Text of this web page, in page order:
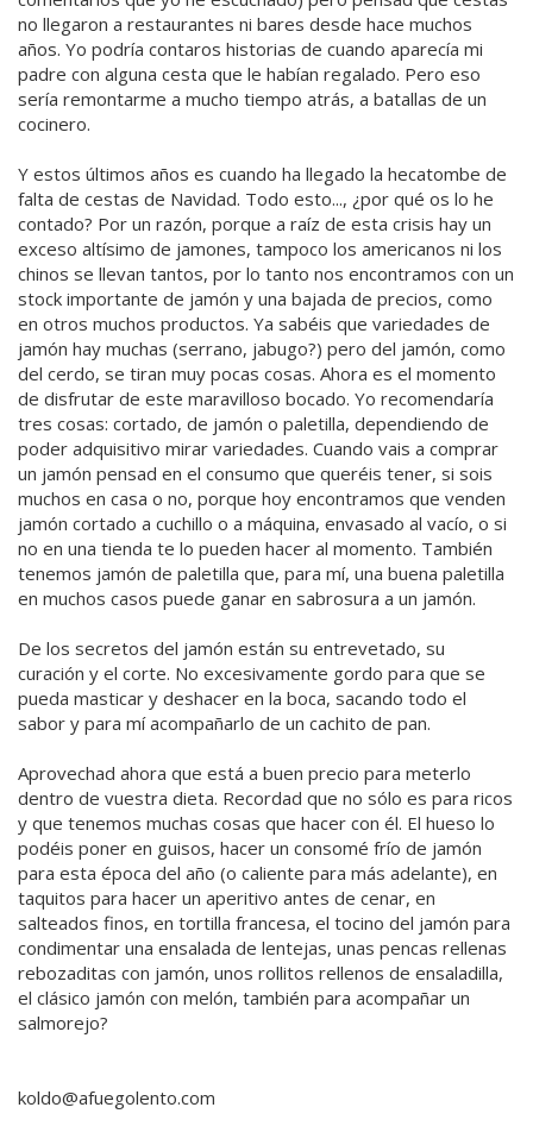
no llegaron a restaurantes ni bares desde hace muchos
años. Yo podría contaros historias de cuando aparecía mi
padre con alguna cesta que le habían regalado. Pero eso
sería remontarme a mucho tiempo atrás, a batallas de un
cocinero.
Y estos últimos años es cuando ha llegado la hecatombe de
falta de cestas de Navidad. Todo esto..., ¿por qué os lo he
contado? Por un razón, porque a raíz de esta crisis hay un
exceso altísimo de jamones, tampoco los americanos ni los
chinos se llevan tantos, por lo tanto nos encontramos con un
stock importante de jamón y una bajada de precios, como
en otros muchos productos. Ya sabéis que variedades de
jamón hay muchas (serrano, jabugo?) pero del jamón, como
del cerdo, se tiran muy pocas cosas. Ahora es el momento
de disfrutar de este maravilloso bocado. Yo recomendaría
tres cosas: cortado, de jamón o paletilla, dependiendo de
poder adquisitivo mirar variedades. Cuando vais a comprar
un jamón pensad en el consumo que queréis tener, si sois
muchos en casa o no, porque hoy encontramos que venden
jamón cortado a cuchillo o a máquina, envasado al vacío, o si
no en una tienda te lo pueden hacer al momento. También
tenemos jamón de paletilla que, para mí, una buena paletilla
en muchos casos puede ganar en sabrosura a un jamón.
De los secretos del jamón están su entrevetado, su
curación y el corte. No excesivamente gordo para que se
pueda masticar y deshacer en la boca, sacando todo el
sabor y para mí acompañarlo de un cachito de pan.
Aprovechad ahora que está a buen precio para meterlo
dentro de vuestra dieta. Recordad que no sólo es para ricos
y que tenemos muchas cosas que hacer con él. El hueso lo
podéis poner en guisos, hacer un consomé frío de jamón
para esta época del año (o caliente para más adelante), en
taquitos para hacer un aperitivo antes de cenar, en
salteados finos, en tortilla francesa, el tocino del jamón para
condimentar una ensalada de lentejas, unas pencas rellenas
rebozaditas con jamón, unos rollitos rellenos de ensaladilla,
el clásico jamón con melón, también para acompañar un
salmorejo?
koldo@afuegolento.com